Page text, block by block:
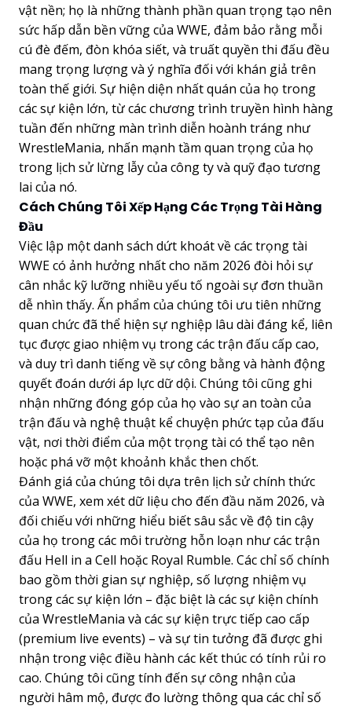
vật nền; họ là những thành phần quan trọng tạo nên
sức hấp dẫn bền vững của WWE, đảm bảo rằng mỗi
cú đè đếm, đòn khóa siết, và truất quyền thi đấu đều
mang trọng lượng và ý nghĩa đối với khán giả trên
toàn thế giới. Sự hiện diện nhất quán của họ trong
các sự kiện lớn, từ các chương trình truyền hình hàng
tuần đến những màn trình diễn hoành tráng như
WrestleMania, nhấn mạnh tầm quan trọng của họ
trong lịch sử lừng lẫy của công ty và quỹ đạo tương
lai của nó.
Cách Chúng Tôi Xếp Hạng Các Trọng Tài Hàng
Đầu
Việc lập một danh sách dứt khoát về các trọng tài
WWE có ảnh hưởng nhất cho năm 2026 đòi hỏi sự
cân nhắc kỹ lưỡng nhiều yếu tố ngoài sự đơn thuần
dễ nhìn thấy. Ấn phẩm của chúng tôi ưu tiên những
quan chức đã thể hiện sự nghiệp lâu dài đáng kể, liên
tục được giao nhiệm vụ trong các trận đấu cấp cao,
và duy trì danh tiếng về sự công bằng và hành động
quyết đoán dưới áp lực dữ dội. Chúng tôi cũng ghi
nhận những đóng góp của họ vào sự an toàn của
trận đấu và nghệ thuật kể chuyện phức tạp của đấu
vật, nơi thời điểm của một trọng tài có thể tạo nên
hoặc phá vỡ một khoảnh khắc then chốt.
Đánh giá của chúng tôi dựa trên lịch sử chính thức
của WWE, xem xét dữ liệu cho đến đầu năm 2026, và
đối chiếu với những hiểu biết sâu sắc về độ tin cậy
của họ trong các môi trường hỗn loạn như các trận
đấu Hell in a Cell hoặc Royal Rumble. Các chỉ số chính
bao gồm thời gian sự nghiệp, số lượng nhiệm vụ
trong các sự kiện lớn – đặc biệt là các sự kiện chính
của WrestleMania và các sự kiện trực tiếp cao cấp
(premium live events) – và sự tin tưởng đã được ghi
nhận trong việc điều hành các kết thúc có tính rủi ro
cao. Chúng tôi cũng tính đến sự công nhận của
người hâm mộ, được đo lường thông qua các chỉ số